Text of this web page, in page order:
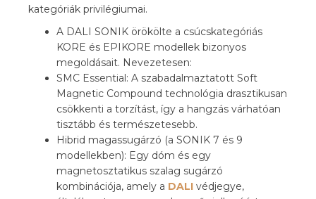
kategóriák privilégiumai.
A DALI SONIK örökölte a csúcskategóriás
KORE és EPIKORE modellek bizonyos
megoldásait. Nevezetesen:
SMC Essential: A szabadalmaztatott Soft
Magnetic Compound technológia drasztikusan
csökkenti a torzítást, így a hangzás várhatóan
tisztább és természetesebb.
Hibrid magassugárzó (a SONIK 7 és 9
modellekben): Egy dóm és egy
magnetosztatikus szalag sugárzó
kombinációja, amely a DALI védjegye,